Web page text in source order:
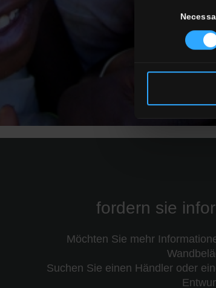
fordern sie
Möchten Sie mehr
Suchen Sie einen Händler oder